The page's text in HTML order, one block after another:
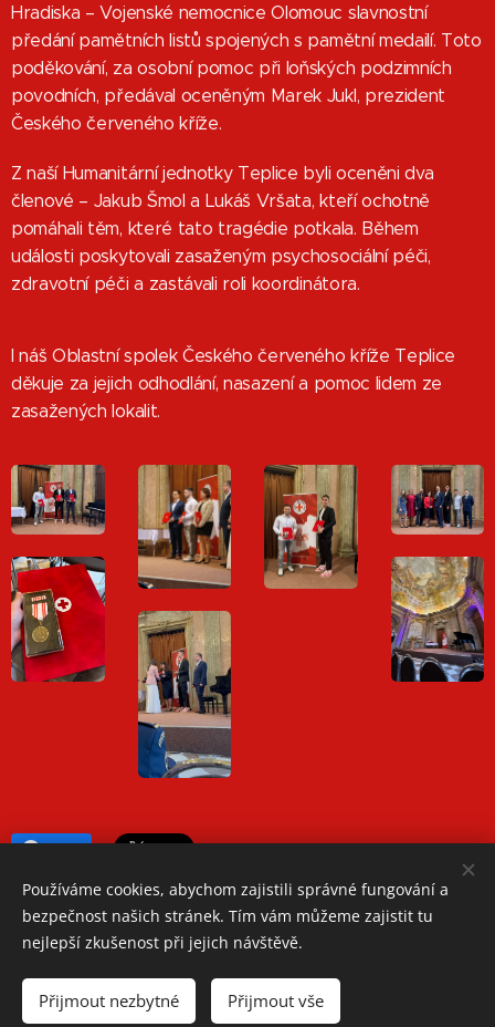
Hradiska – Vojenské nemocnice Olomouc slavnostní
předání pamětních listů spojených s pamětní medailí. Toto
poděkování, za osobní pomoc při loňských podzimních
povodních, předával oceněným Marek Jukl, prezident
Českého červeného kříže.
Z naší Humanitární jednotky Teplice byli oceněni dva
členové – Jakub Šmol a Lukáš Vršata, kteří ochotně
pomáhali těm, které tato tragédie potkala. Během
události poskytovali zasaženým psychosociální péči,
zdravotní péči a zastávali roli koordinátora.
I náš Oblastní spolek Českého červeného kříže Teplice
děkuje za jejich odhodlání, nasazení a pomoc lidem ze
zasažených lokalit.
Share
Oblastní spolek Českého červeného kříže Teplice
Jiřího Wolkera 1248/2, 41501 Teplice
Používáme cookies, abychom zajistili správné fungování a
bezpečnost našich stránek. Tím vám můžeme zajistit tu
nejlepší zkušenost při jejich návštěvě.
Přijmout nezbytné Přijmout vše